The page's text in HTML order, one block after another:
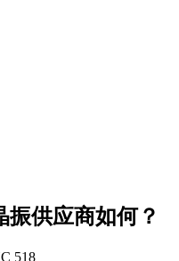
振供应商如何？
518